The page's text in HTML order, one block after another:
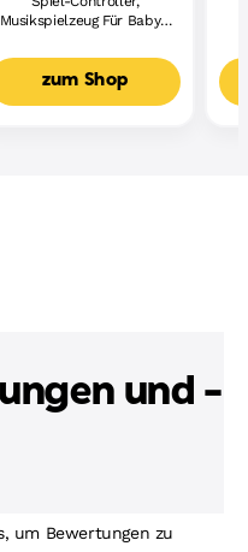
Musikspielzeug Für Babys,
zum Shop